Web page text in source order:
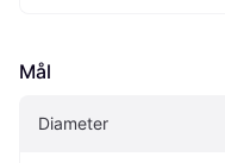
Mål
Diameter